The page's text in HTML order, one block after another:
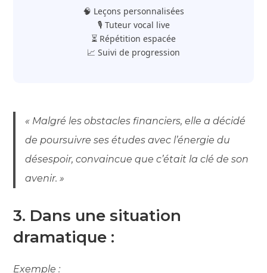
🧠 Leçons personnalisées
🎙️ Tuteur vocal live
⏳ Répétition espacée
📈 Suivi de progression
« Malgré les obstacles financiers, elle a décidé
de poursuivre ses études avec l’énergie du
désespoir, convaincue que c’était la clé de son
avenir. »
3. Dans une situation
dramatique :
Exemple :